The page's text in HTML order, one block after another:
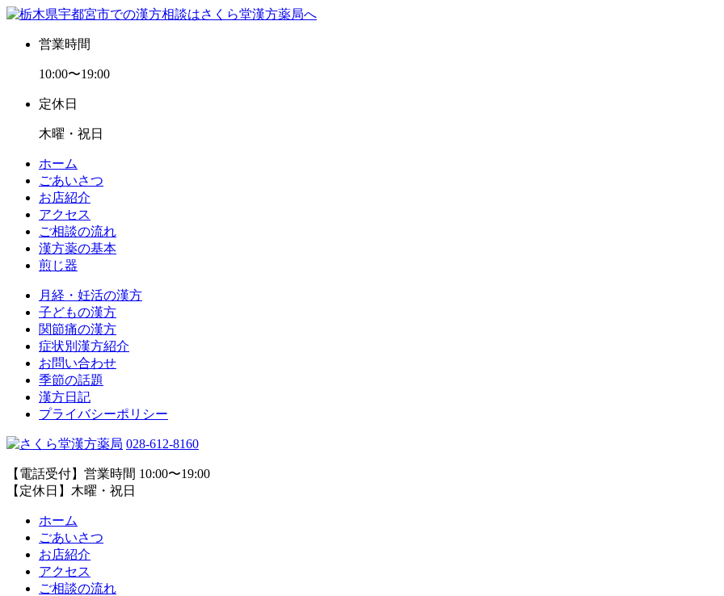
営業時間
10:00〜19:00
定休日
木曜・祝日
ホーム
ごあいさつ
お店紹介
アクセス
ご相談の流れ
漢方薬の基本
煎じ器
月経・妊活の漢方
子どもの漢方
関節痛の漢方
症状別漢方紹介
お問い合わせ
季節の話題
漢方日記
プライバシーポリシー
028-612-8160
【電話受付】営業時間 10:00〜19:00
【定休日】木曜・祝日
ホーム
ごあいさつ
お店紹介
アクセス
ご相談の流れ